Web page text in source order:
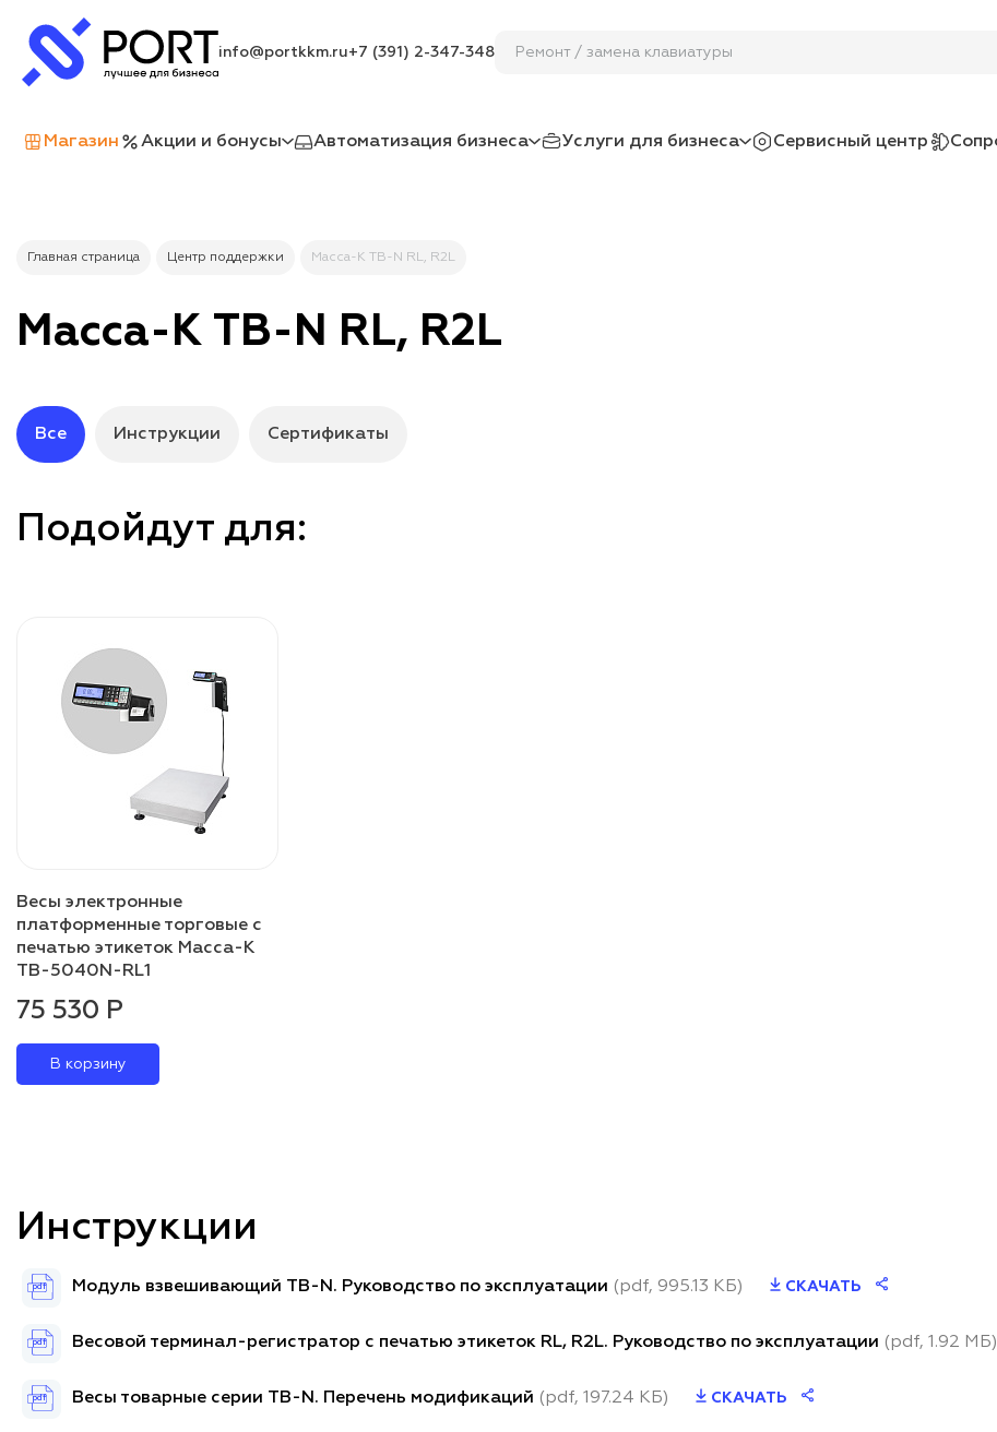
info@portkkm.ru+7 (391) 2-347-348 Ремонт / заме
Магазин Акции и бонусы Автоматизация бизнеса Услуги для бизнеса Сервисный центр
Главная страница Центр поддержки Масса-К TB-N RL, R2L
Масса-К TB-N RL, R2L
Все Инструкции Сертификаты
Подойдут для:
Весы электронные
платформенные торговые с
печатью этикеток Масса-К
TB-5040N-RL1
75 530 Р
В корзину
Инструкции
pdf Модуль взвешивающий TB-N. Руководство по эксплуатации (pdf, 995.13 КБ) СКАЧАТЬ
pdf Весовой терминал-регистратор с печатью этикеток RL, R2L. Руководство по эксплуатации (pdf, 1.92 МБ)
pdf Весы товарные серии TB-N. Перечень модификаций (pdf, 197.24 КБ) СКАЧАТЬ